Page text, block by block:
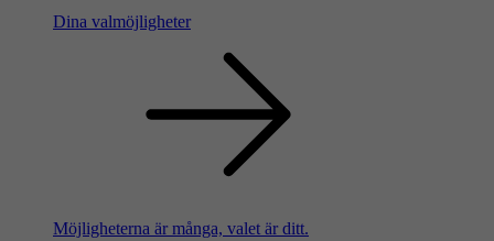
Dina valmöjligheter
Möjligheterna är många, valet är ditt.